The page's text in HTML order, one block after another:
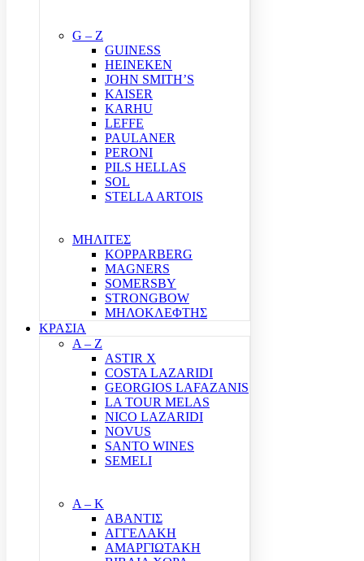
G – Z
GUINESS
HEINEKEN
JOHN SMITH’S
KAISER
KARHU
LEFFE
PAULANER
PERONI
PILS HELLAS
SOL
STELLA ARTOIS
ΜΗΛΙΤΕΣ
KOPPARBERG
MAGNERS
SOMERSBY
STRONGBOW
ΜΗΛΟΚΛΕΦΤΗΣ
ΚΡΑΣΙΑ
A – Z
ASTIR X
COSTA LAZARIDI
GEORGIOS LAFAZANIS
LA TOUR MELAS
NICO LAZARIDI
NOVUS
SANTO WINES
SEMELI
Α – Κ
ΑΒΑΝΤΙΣ
ΑΓΓΕΛΑΚΗ
ΑΜΑΡΓΙΩΤΑΚΗ